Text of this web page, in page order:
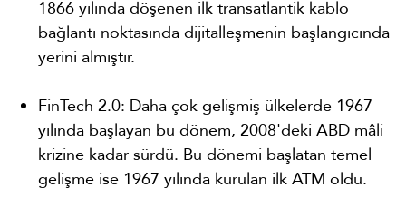
1866 yılında döşenen ilk transatlantik kablo
bağlantı noktasında dijitalleşmenin başlangıcında
yerini almıştır.
FinTech 2.0: Daha çok gelişmiş ülkelerde 1967
yılında başlayan bu dönem, 2008'deki ABD mâli
krizine kadar sürdü. Bu dönemi başlatan temel
gelişme ise 1967 yılında kurulan ilk ATM oldu.